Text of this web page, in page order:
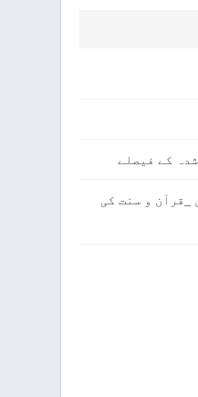
کے فیصلے
_قرآن و سنت کی